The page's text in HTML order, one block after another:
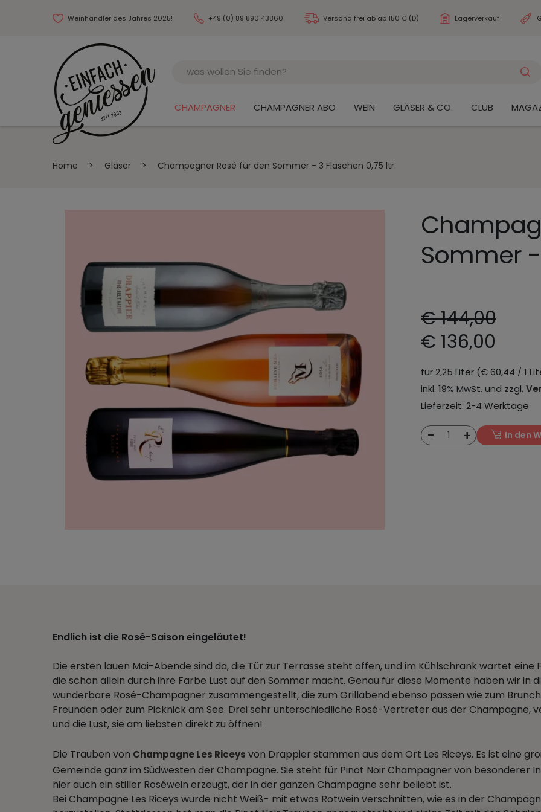
Weinhändler des Jahres 2025! +49 (0) 89 890 43860 Versand frei ab ab 150 € (D) Lagerverkauf
CHAMPAGNER CHAMPAGNER ABO WEIN GLÄSER & CO. CLUB
Home > Gläser > Champagner Rosé für den Sommer - 3 Flaschen 0,75 ltr.
Sommer
€ 144,00
€ 136,00
für 2,25 Liter (€ 60,44 / 1
inkl. 19% MwSt. und zzgl.
Lieferzeit: 2-4 Werktage
- 1 + In den
Endlich ist die Rosé-Saison eingeläutet!
Die ersten lauen Mai-Abende sind da, die Tür zur Terrasse steht offen, und im Kühlschrank wartet eine
die schon allein durch ihre Farbe Lust auf den Sommer macht. Genau für diese Momente haben wir in
wunderbare Rosé-Champagner zusammengestellt, die zum Grillabend ebenso passen wie zum
Freunden oder zum Picknick am See. Drei sehr unterschiedliche Rosé-Vertreter aus der Champagne,
und die Lust, sie am liebsten direkt zu öffnen!
Die Trauben von Champagne Les Riceys von Drappier stammen aus dem Ort Les Riceys. Es ist eine
Gemeinde ganz im Südwesten der Champagne. Sie steht für Pinot Noir Champagner von besonderer
hier auch ein stiller Roséwein erzeugt, der in der ganzen Champagne sehr beliebt ist.
Bei Champagne Les Riceys wurde nicht Weiß- mit etwas Rotwein verschnitten, wie es in der